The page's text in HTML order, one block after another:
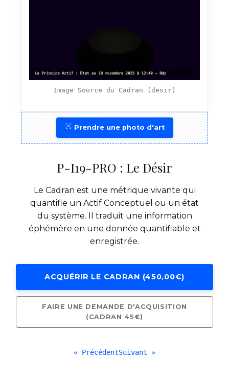
Image Source du Cadran (desir)
Prendre une photo d'art
P-I19-PRO : Le Désir
Le Cadran est une métrique vivante qui
quantifie un Actif Conceptuel ou un état
du système. Il traduit une information
éphémère en une donnée quantifiable et
enregistrée.
ACQUÉRIR LE CADRAN (450,00€)
FAIRE UNE DEMANDE D'ACQUISITION
(CADRAN 45€)
« PrécédentSuivant »